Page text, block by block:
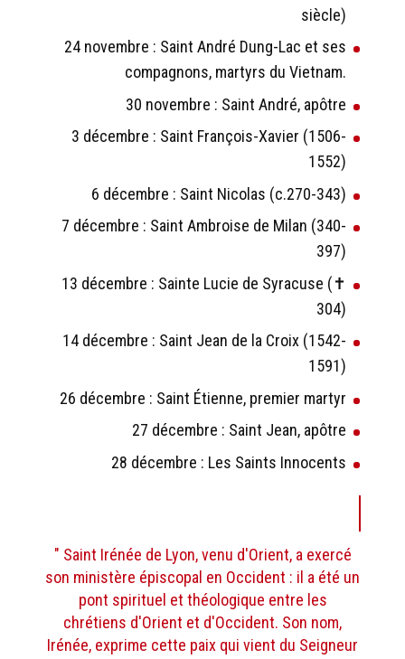
siècle)
24 novembre : Saint André Dung-Lac et ses
compagnons, martyrs du Vietnam.
30 novembre : Saint André, apôtre
3 décembre : Saint François-Xavier (1506-
1552)
6 décembre : Saint Nicolas (c.270-343)
7 décembre : Saint Ambroise de Milan (340-
397)
13 décembre : Sainte Lucie de Syracuse (✝
304)
14 décembre : Saint Jean de la Croix (1542-
1591)
26 décembre : Saint Étienne, premier martyr
27 décembre : Saint Jean, apôtre
28 décembre : Les Saints Innocents
" Saint Irénée de Lyon, venu d'Orient, a exercé
son ministère épiscopal en Occident : il a été un
pont spirituel et théologique entre les
chrétiens d'Orient et d'Occident. Son nom,
Irénée, exprime cette paix qui vient du Seigneur